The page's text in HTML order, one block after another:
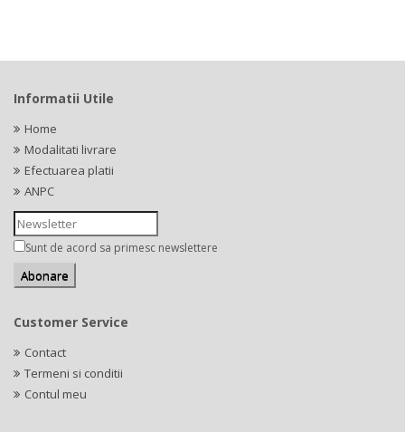
Informatii Utile
Home
Modalitati livrare
Efectuarea platii
ANPC
Sunt de acord sa primesc newslettere
Customer Service
Contact
Termeni si conditii
Contul meu